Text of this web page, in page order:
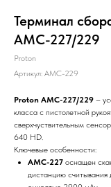
Терминал
AMC-227/229
Proton
Артикул: AMC-229
Proton AMC-227/229 –
класса с пистолетной
сверхчуствительным
640 HD.
Ключевые особенности:
AMC-227 оснащен
дистанцию считывания